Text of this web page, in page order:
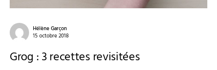
Hélène Garçon
15 octobre 2018
Grog : 3 recettes revisitées